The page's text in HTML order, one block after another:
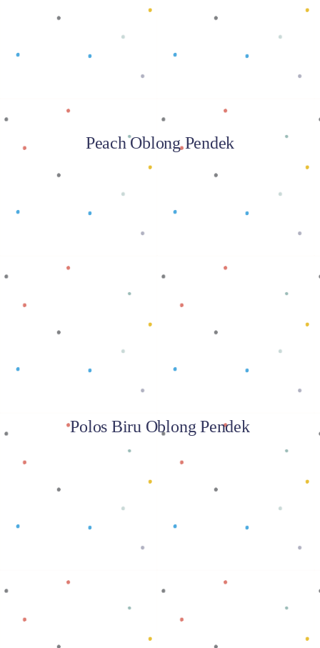
Baca selengkapnya
Peach Oblong Pendek
Baca selengkapnya
Polos Biru Oblong Pendek